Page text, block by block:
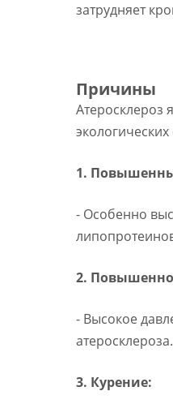
затрудняет
Причины
Атеросклероз
1.
- Особенно
2.
- Высокое
атеросклероза.
3. Курение: